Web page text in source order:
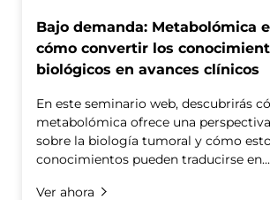
Bajo demanda: Metabolómica
cómo convertir los
biológicos en avances clínicos
En este seminario web, descubrirás
metabolómica ofrece una
sobre la biología tumoral y cómo
conocimientos pueden traducirse en...
Ver ahora